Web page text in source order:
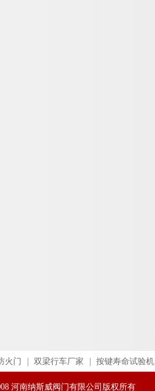
火门 双梁行车厂家 按键寿命试验机
河南纳斯威阀门有限公司版权所有